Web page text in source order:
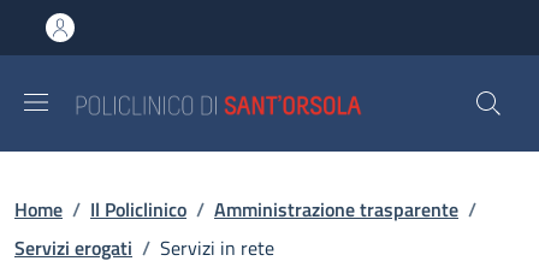
al contenuto principale
to footer content
Briciole di pane
Home / Il Policlinico / Amministrazione trasparente /
Servizi erogati / Servizi in rete